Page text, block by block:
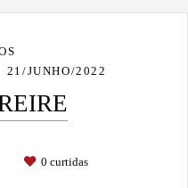
21/JUNHO/2022
0 curtidas